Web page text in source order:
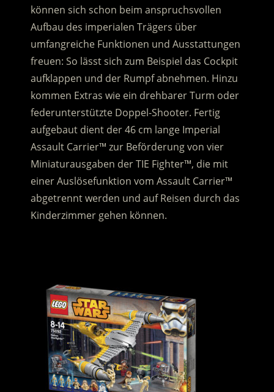
können sich schon beim anspruchsvollen
Aufbau des imperialen Trägers über
umfangreiche Funktionen und Ausstattungen
freuen: So lässt sich zum Beispiel das Cockpit
aufklappen und der Rumpf abnehmen. Hinzu
kommen Extras wie ein drehbarer Turm oder
federunterstützte Doppel-Shooter. Fertig
aufgebaut dient der 46 cm lange Imperial
Assault Carrier™ zur Beförderung von vier
Miniaturausgaben der TIE Fighter™, die mit
einer Auslösefunktion vom Assault Carrier™
abgetrennt werden und auf Reisen durch das
Kinderzimmer gehen können.